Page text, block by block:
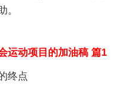
。
动项目的加油稿 篇1
终点